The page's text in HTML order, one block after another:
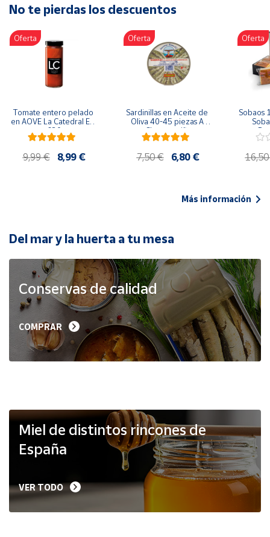
Artesanía
Oficina y
Papelería
Para Canarias,
Ceuta y Melilla
populares
Bono
Cultural
de Correos
Market
Productos
Solidarios
Ayuda
Vendedores
Mapa de
Hazte
vendedor
No te pierdas los descuentos
Oferta
Tomate entero pelado
en AOVE La Catedral ER-
630
9,99 € 8,99 €
Oferta
Sardinillas en Aceite de
Oliva 40-45 piezas A
Churrusquiña
7,50 € 6,80 €
Oferta
Sobaos
Más información
Del mar y la huerta a tu mesa
Conservas de calidad
COMPRAR
Miel de distintos rincones de
España
VER TODO